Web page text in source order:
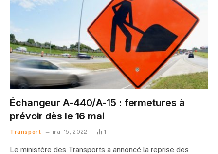
Échangeur A-440/A-15 : fermetures à
prévoir dès le 16 mai
Transport mai 15, 2022 1
Le ministère des Transports a annoncé la reprise des